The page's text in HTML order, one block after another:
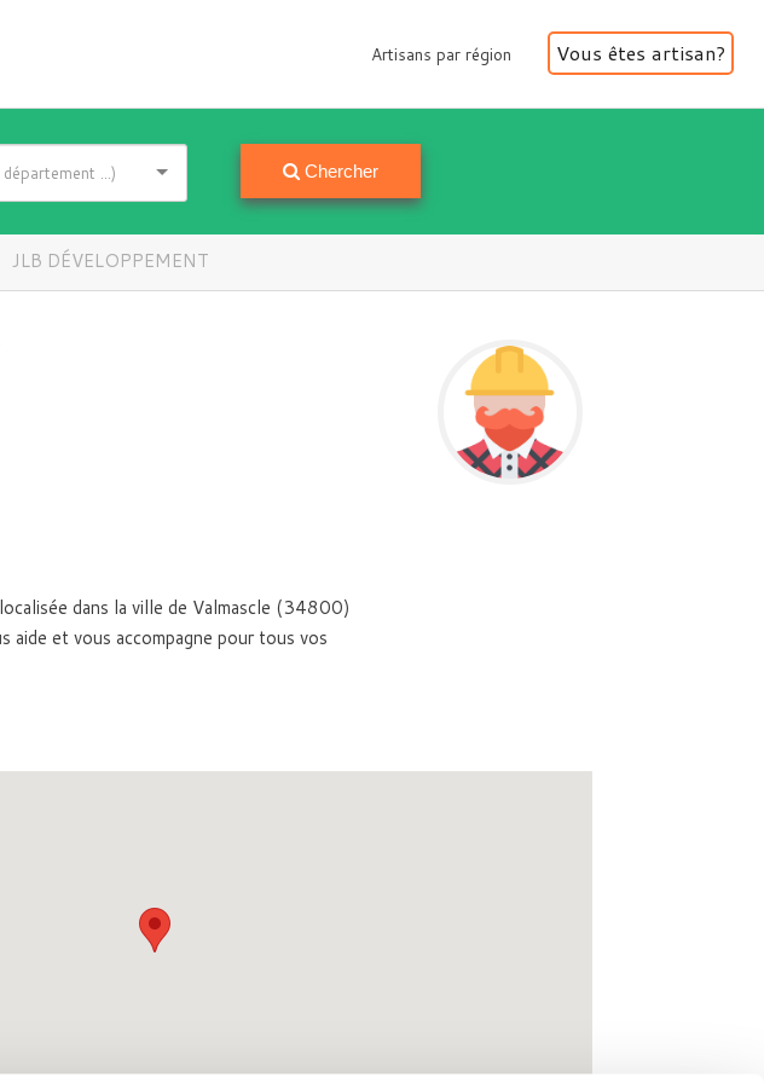
Artisans par région
Artisans par région Vous êtes artisan?
Chercher
JLB DÉVELOPPEMENT
dans la ville de Valmascle (34800)
et vous accompagne pour tous vos